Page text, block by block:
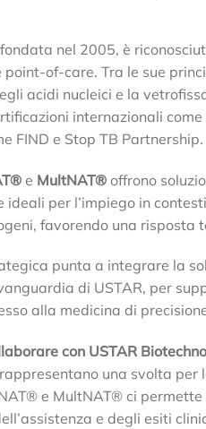
nel 2005, è
of-care. Tra le sue
acidi nucleici e la
internazionali
FIND e Stop TB Partnership.
e MultNAT® offrono
ideali per l’impiego in
favorendo una risposta
punta a integrare la
di USTAR, per
alla medicina di
con USTAR
una svolta per
e MultNAT® ci
e degli esiti